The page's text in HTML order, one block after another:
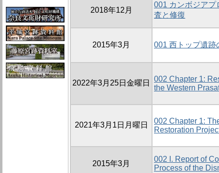
2018年12月
001 カンボジアプ
査と修復
2015年3月 001 西トップ遺跡
2022年3月25日金曜日
002 Chapter 1:
the Western
2021年3月1日月曜日
002 Chapter 1:
Restoration
2015年3月
002 I. Report of
Process of the